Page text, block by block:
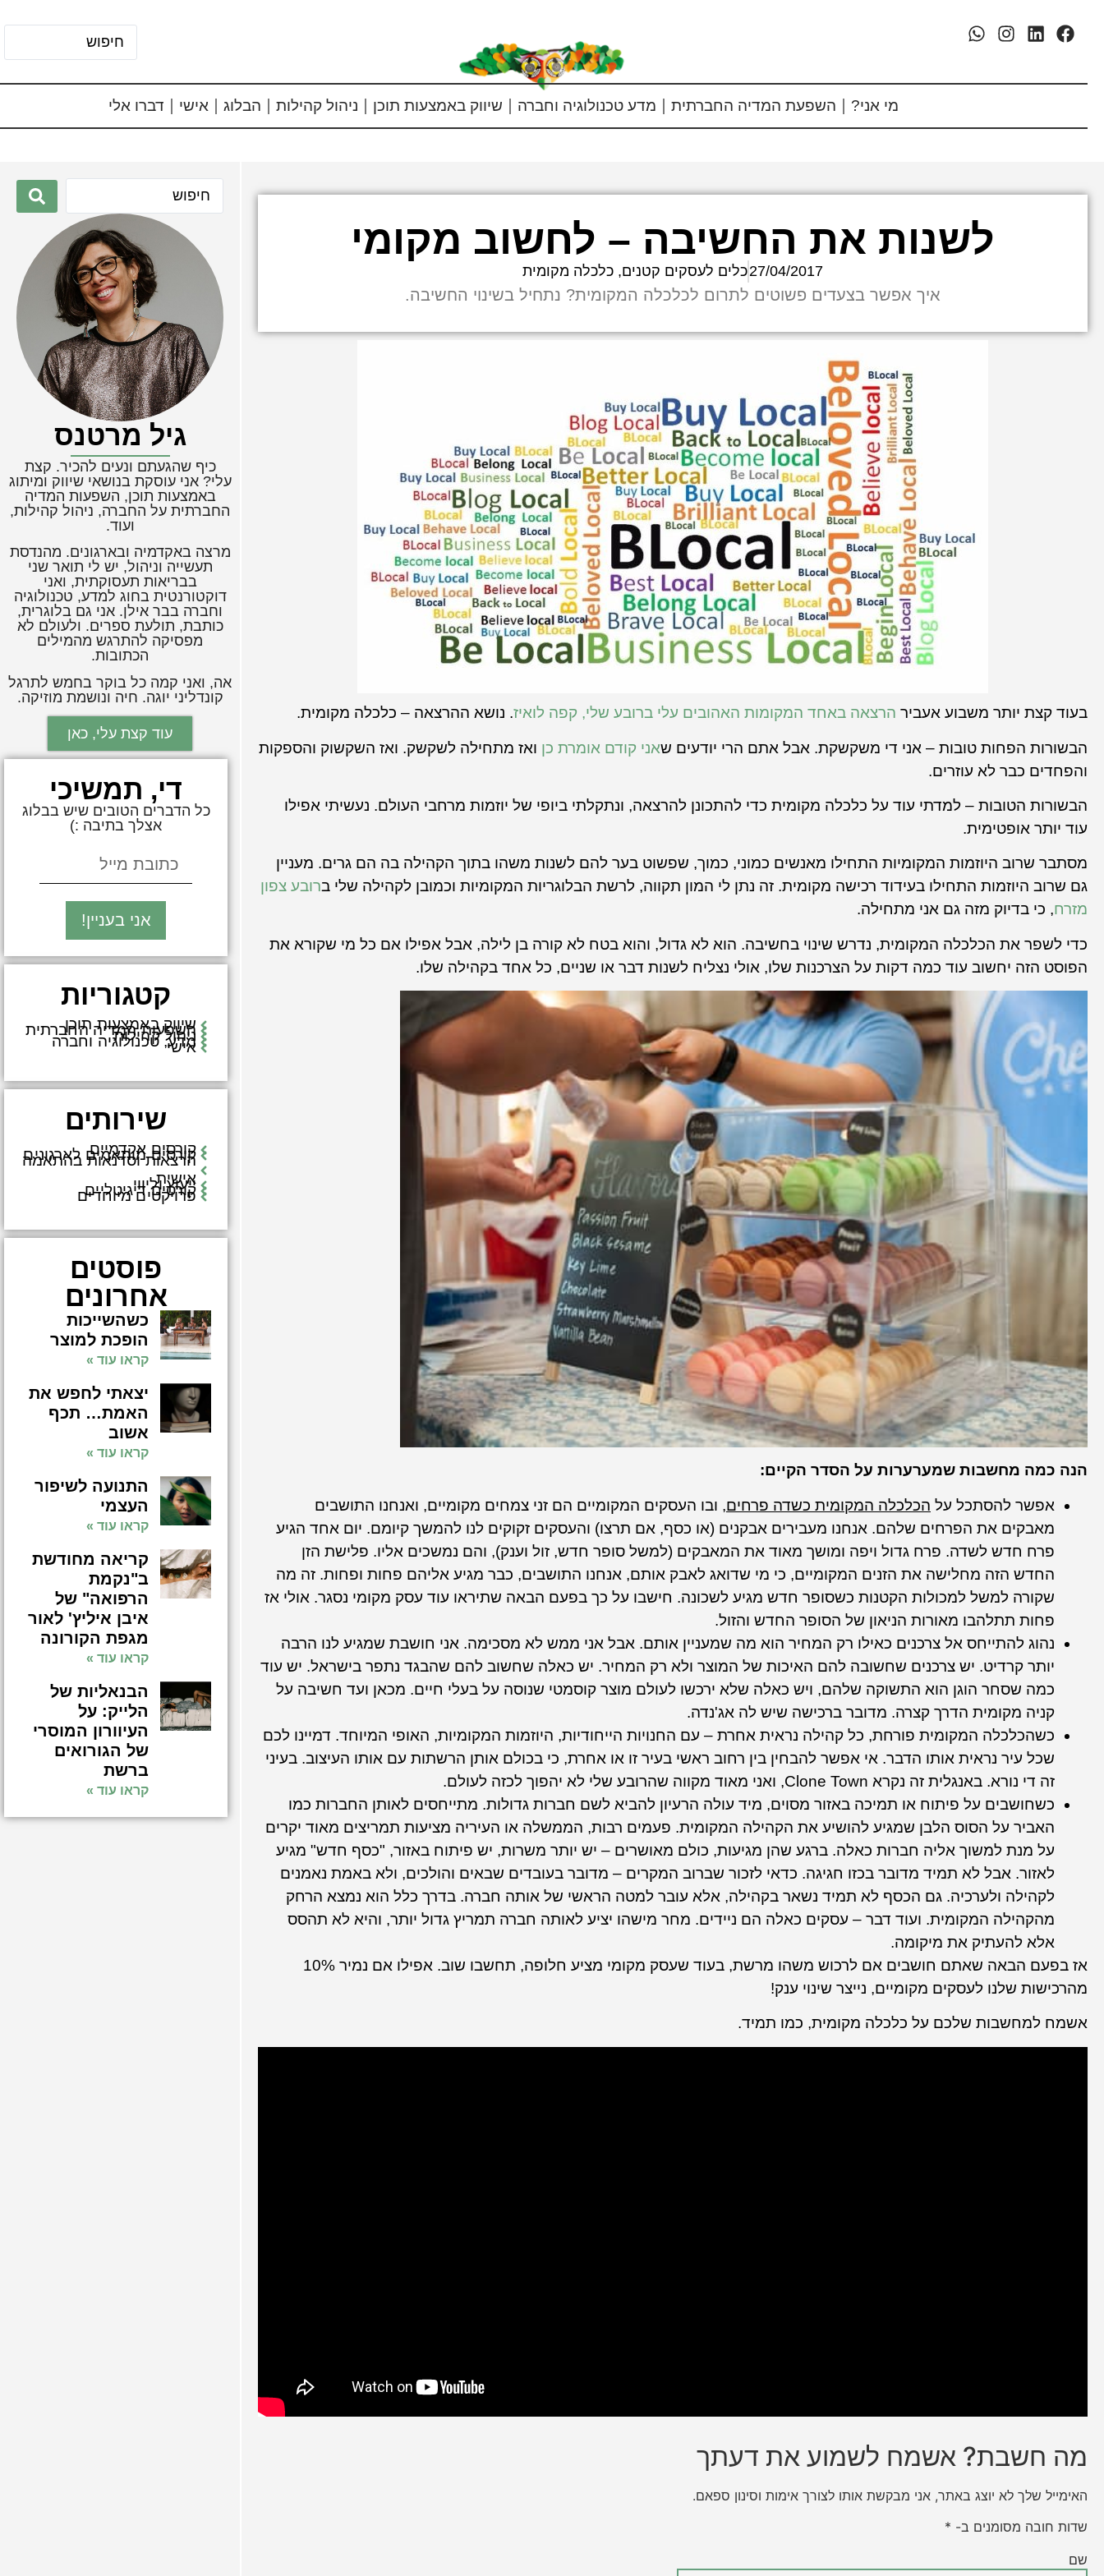
מי אני? השפעת המדיה החברתית מדע טכנולוגיה וחברה שיווק באמצעות תוכן ניהול קהילות הבלוג אישי דברו אלי
לשנות את החשיבה – לחשוב מקומי
27/04/2017כלים לעסקים קטנים, כלכלה מקומית
איך אפשר בצעדים פשוטים לתרום לכלכלה המקומית? נתחיל בשינוי החשיבה.
בעוד קצת יותר משבוע אעביר הרצאה באחד המקומות האהובים עלי ברובע שלי, קפה לואיז. נושא ההרצאה – כלכלה מקומית.
הבשורות הפחות טובות – אני די משקשקת. אבל אתם הרי יודעים שאני קודם אומרת כן ואז מתחילה לשקשק. ואז השקשוק והספקות
והפחדים כבר לא עוזרים.
הבשורות הטובות – למדתי עוד על כלכלה מקומית כדי להתכונן להרצאה, ונתקלתי ביופי של יוזמות מרחבי העולם. נעשיתי אפילו
עוד יותר אופטימית.
מסתבר שרוב היוזמות המקומיות התחילו מאנשים כמוני, כמוך, שפשוט בער להם לשנות משהו בתוך הקהילה בה הם גרים. מעניין
גם שרוב היוזמות התחילו בעידוד רכישה מקומית. זה נתן לי המון תקווה, לרשת הבלוגריות המקומיות וכמובן לקהילה שלי ברובע צפון
מזרח, כי בדיוק מזה גם אני מתחילה.
כדי לשפר את הכלכלה המקומית, נדרש שינוי בחשיבה. הוא לא גדול, והוא בטח לא קורה בן לילה, אבל אפילו אם כל מי שקורא את
הפוסט הזה יחשוב עוד כמה דקות על הצרכנות שלו, אולי נצליח לשנות דבר או שניים, כל אחד בקהילה שלו.
הנה כמה מחשבות שמערערות על הסדר הקיים:
אפשר להסתכל על הכלכלה המקומית כשדה פרחים, ובו העסקים המקומיים הם זני צמחים מקומיים, ואנחנו התושבים
מאבקים את הפרחים שלהם. אנחנו מעבירים אבקנים (או כסף, אם תרצו) והעסקים זקוקים לנו להמשך קיומם. יום אחד הגיע
פרח חדש לשדה. פרח גדול ויפה ומושך מאוד את המאבקים (למשל סופר חדש, זול וענק), והם נמשכים אליו. פלישת הזן
החדש הזה מחלישה את הזנים המקומיים, כי מי שדואג לאבק אותם, אנחנו התושבים, כבר מגיע אליהם פחות ופחות. זה מה
שקורה למשל למכולות הקטנות כשסופר חדש מגיע לשכונה. חישבו על כך בפעם הבאה שתיראו עוד עסק מקומי נסגר. אולי אז
פחות תתלהבו מאורות הניאון של הסופר החדש והזול.
נהוג להתייחס אל צרכנים כאילו רק המחיר הוא מה שמעניין אותם. אבל אני ממש לא מסכימה. אני חושבת שמגיע לנו הרבה
יותר קרדיט. יש צרכנים שחשובה להם האיכות של המוצר ולא רק המחיר. יש כאלה שחשוב להם שהבגד נתפר בישראל. יש עוד
כמה שסחר הוגן הוא התשוקה שלהם, ויש כאלה שלא ירכשו לעולם מוצר קוסמטי שנוסה על בעלי חיים. מכאן ועד חשיבה על
קניה מקומית הדרך קצרה. מדובר ברכישה שיש לה אג'נדה.
כשהכלכלה המקומית פורחת, כל קהילה נראית אחרת – עם החנויות הייחודיות, היוזמות המקומיות, האופי המיוחד. דמיינו לכם
שכל עיר נראית אותו הדבר. אי אפשר להבחין בין רחוב ראשי בעיר זו או אחרת, כי בכולם אותן הרשתות עם אותו העיצוב. בעיני
זה די נורא. באנגלית זה נקרא Clone Town, ואני מאוד מקווה שהרובע שלי לא יהפוך לכזה לעולם.
כשחושבים על פיתוח או תמיכה באזור מסוים, מיד עולה הרעיון להביא לשם חברות גדולות. מתייחסים לאותן החברות כמו
האביר על הסוס הלבן שמגיע להושיע את הקהילה המקומית. פעמים רבות, הממשלה או העיריה מציעות תמריצים מאוד יקרים
על מנת למשוך אליה חברות כאלה. ברגע שהן מגיעות, כולם מאושרים – יש יותר משרות, יש פיתוח באזור, "כסף חדש" מגיע
לאזור. אבל לא תמיד מדובר בכזו חגיגה. כדאי לזכור שברוב המקרים – מדובר בעובדים שבאים והולכים, ולא באמת נאמנים
לקהילה ולערכיה. גם הכסף לא תמיד נשאר בקהילה, אלא עובר למטה הראשי של אותה חברה. בדרך כלל הוא נמצא הרחק
מהקהילה המקומית. ועוד דבר – עסקים כאלה הם ניידים. מחר מישהו יציע לאותה חברה תמריץ גדול יותר, והיא לא תהסס
אלא להעתיק את מיקומה.
אז בפעם הבאה שאתם חושבים אם לרכוש משהו מרשת, בעוד שעסק מקומי מציע חלופה, תחשבו שוב. אפילו אם נמיר 10%
מהרכישות שלנו לעסקים מקומיים, נייצר שינוי ענק!
אשמח למחשבות שלכם על כלכלה מקומית, כמו תמיד.
מה חשבת? אשמח לשמוע את דעתך
האימייל שלך לא יוצג באתר, אני מבקשת אותו לצורך אימות וסינון ספאם.
שדות חובה מסומנים ב- *
שם
גיל מרטנס
כיף שהגעתם ונעים להכיר. קצת
עלי? אני עוסקת בנושאי שיווק ומיתוג
באמצעות תוכן, השפעות המדיה
החברתית על החברה, ניהול קהילות,
ועוד.
מרצה באקדמיה ובארגונים. מהנדסת
תעשייה וניהול, יש לי תואר שני
בבריאות תעסוקתית, ואני
דוקטורנטית בחוג למדע, טכנולוגיה
וחברה בבר אילן. אני גם בלוגרית,
כותבת, תולעת ספרים. ולעולם לא
מפסיקה להתרגש מהמילים
הכתובות.
אה, ואני קמה כל בוקר בחמש לתרגל
קונדליני יוגה. חיה ונושמת מוזיקה.
עוד קצת עלי, כאן
די, תמשיכי
כל הדברים הטובים שיש בבלוג
אצלך בתיבה :)
אני בעניין!
קטגוריות
שיווק באמצעות תוכן
השפעות המדיה החברתית
ניהול קהילות
מדע, טכנולוגיה וחברה
אישי
שירותים
קורסים אקדמיים
קורסים מותאמים לארגונים
הרצאות וסדנאות בהתאמה
אישית
ייעוץ וליווי
קורסים דיגיטליים
פרויקטים מיוחדים
פוסטים
אחרונים
כשהשייכות
הופכת למוצר
קראו עוד »
יצאתי לחפש את
האמת… תכף
אשוב
קראו עוד »
התנועה לשיפור
העצמי
קראו עוד »
קריאה מחודשת
ב"נקמת
הרפואה" של
איבן איליץ' לאור
מגפת הקורונה
קראו עוד »
הבנאליות של
הלייק: על
העיוורון המוסרי
של הגורואים
ברשת
קראו עוד »